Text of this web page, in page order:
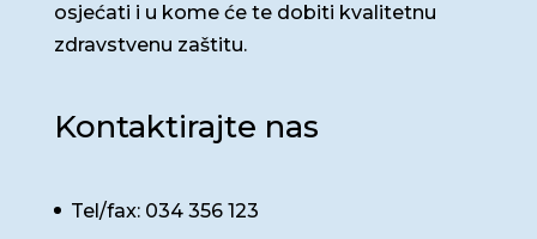
osjećati i u kome će te dobiti kvalitetnu
zdravstvenu zaštitu.
Kontaktirajte nas
Tel/fax: 034 356 123